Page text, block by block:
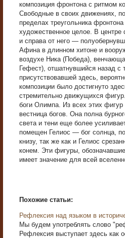
композиция фронтона с ритмом
Свободные в своих движениях,
пределах треугольника
художественное целое. В
и справа от него —
Афина в длинном хитоне и
воздухе Ника (Победа),
Гефест), отшатнувшийся назад
присутствовавшей здесь,
композиции было достигнуто
стремительно движущихся
боги Олимпа. Из всех этих
вестница богов. Она полна
света и тени еще более
помещен Гелиос — бог солнца,
книзу, так же как и Гелиос
конем. Эти фигуры,
имеет значение для всей
Похожие статьи:
Рефлексия над языком в
Мы будем употреблять слово
Рефлексия выступает здесь как